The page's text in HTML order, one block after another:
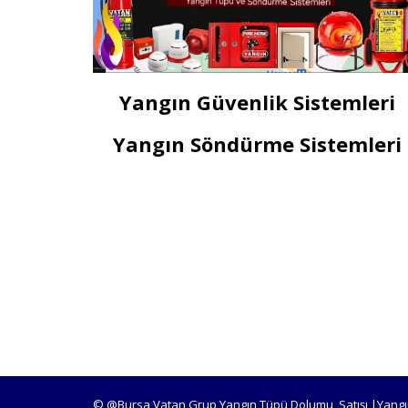
Yangın Güvenlik Sistemleri
Yangın Söndürme Sistemleri
© @Bursa Vatan Grup Yangın Tüpü Dolumu, Satışı